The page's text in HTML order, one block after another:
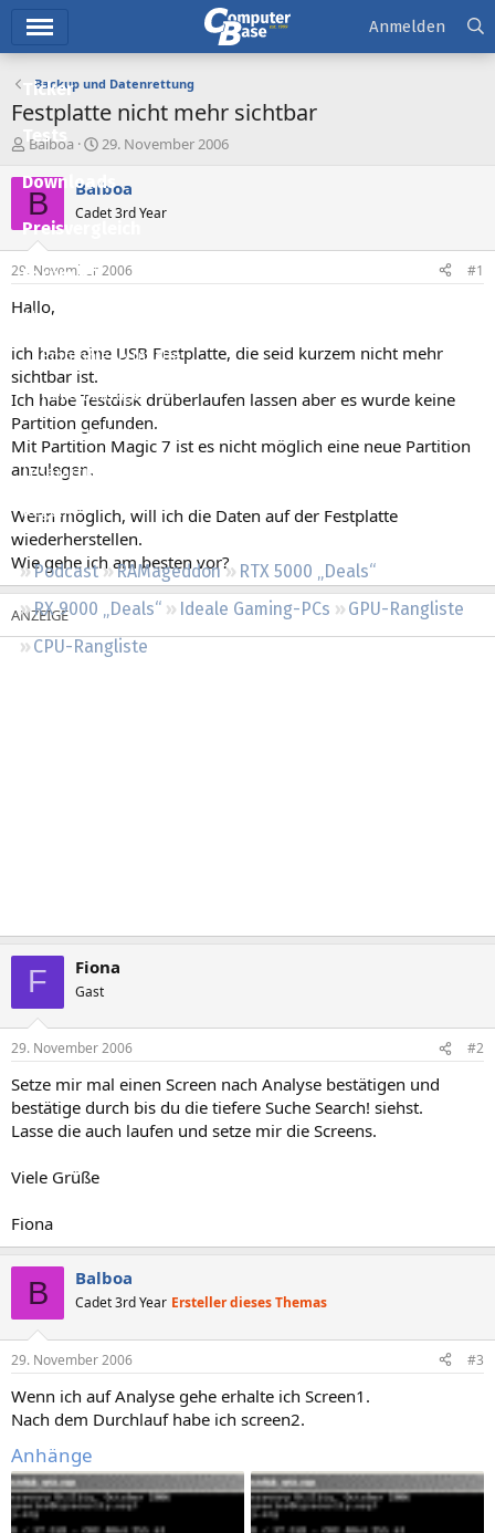
Ticker
Tests
Downloads
Preisvergleich
Forum
Aktuelles
Empfohlene Inhalte
Neue Beiträge
Neueste Aktivitäten
Leserartikel
Regeln
Podcast RAMageddon
RTX 5000 „Deals“
RX 9000 „Deals“
Ideale Gaming-PCs
GPU-Rangliste
CPU-Rangliste
Anmelden
Backup und Datenrettung
Festplatte nicht mehr sichtbar
E
s
e
e
r
Balboa
E
s
e
l
t
29. November 2006
B Balboa
Cadet 3rd Year
29. November 2006 #1
Hallo,
ich habe eine USB Festplatte, die seid kurzem nicht mehr
sichtbar ist.
Ich habe Testdisk drüberlaufen lassen aber es wurde keine
Partition gefunden.
Mit Partition Magic 7 ist es nicht möglich eine neue Partition
anzulegen.
Wenn möglich, will ich die Daten auf der Festplatte
wiederherstellen.
Wie gehe ich am besten vor?
F Fiona
Gast
29. November 2006 #2
Setze mir mal einen Screen nach Analyse bestätigen und
bestätige durch bis du die tiefere Suche Search! siehst.
Lasse die auch laufen und setze mir die Screens.
Viele Grüße
Fiona
B Balboa
Cadet 3rd Year Ersteller dieses Themas
29. November 2006 #3
Wenn ich auf Analyse gehe erhalte ich Screen1.
Nach dem Durchlauf habe ich screen2.
Anhänge